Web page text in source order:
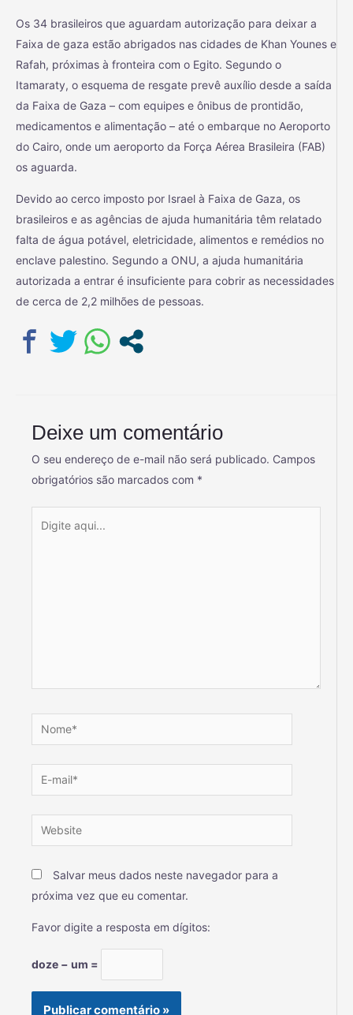
Os 34 brasileiros que aguardam autorização para deixar a
Faixa de gaza estão abrigados nas cidades de Khan Younes e
Rafah, próximas à fronteira com o Egito. Segundo o
Itamaraty, o esquema de resgate prevê auxílio desde a saída
da Faixa de Gaza – com equipes e ônibus de prontidão,
medicamentos e alimentação – até o embarque no Aeroporto
do Cairo, onde um aeroporto da Força Aérea Brasileira (FAB)
os aguarda.
Devido ao cerco imposto por Israel à Faixa de Gaza, os
brasileiros e as agências de ajuda humanitária têm relatado
falta de água potável, eletricidade, alimentos e remédios no
enclave palestino. Segundo a ONU, a ajuda humanitária
autorizada a entrar é insuficiente para cobrir as necessidades
de cerca de 2,2 milhões de pessoas.
Deixe um comentário
O seu endereço de e-mail não será publicado. Campos
obrigatórios são marcados com *
Salvar meus dados neste navegador para a
próxima vez que eu comentar.
Favor digite a resposta em dígitos:
doze − um =